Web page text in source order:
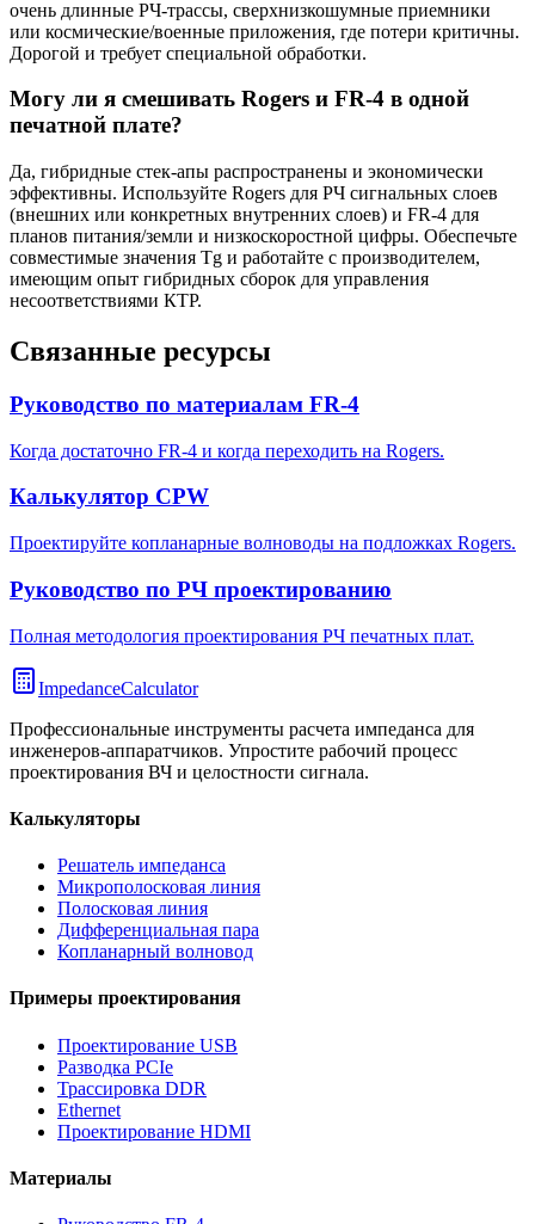
очень длинные РЧ-трассы, сверхнизкошумные приемники
или космические/военные приложения, где потери критичны.
Дорогой и требует специальной обработки.
Могу ли я смешивать Rogers и FR-4 в одной
печатной плате?
Да, гибридные стек-апы распространены и экономически
эффективны. Используйте Rogers для РЧ сигнальных слоев
(внешних или конкретных внутренних слоев) и FR-4 для
планов питания/земли и низкоскоростной цифры. Обеспечьте
совместимые значения Tg и работайте с производителем,
имеющим опыт гибридных сборок для управления
несоответствиями КТР.
Связанные ресурсы
Руководство по материалам FR-4
Когда достаточно FR-4 и когда переходить на Rogers.
Калькулятор CPW
Проектируйте копланарные волноводы на подложках Rogers.
Руководство по РЧ проектированию
Полная методология проектирования РЧ печатных плат.
ImpedanceCalculator
Профессиональные инструменты расчета импеданса для
инженеров-аппаратчиков. Упростите рабочий процесс
проектирования ВЧ и целостности сигнала.
Калькуляторы
Решатель импеданса
Микрополосковая линия
Полосковая линия
Дифференциальная пара
Копланарный волновод
Примеры проектирования
Проектирование USB
Разводка PCIe
Трассировка DDR
Ethernet
Проектирование HDMI
Материалы